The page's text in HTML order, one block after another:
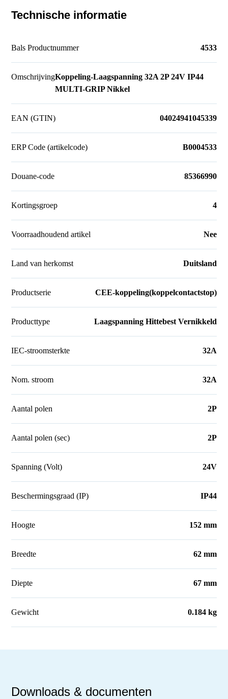
Technische informatie
Bals Productnummer 4533
OmschrijvingKoppeling-Laagspanning 32A 2P 24V IP44
MULTI-GRIP Nikkel
EAN (GTIN) 04024941045339
ERP Code (artikelcode) B0004533
Douane-code 85366990
Kortingsgroep 4
Voorraadhoudend artikel Nee
Land van herkomst Duitsland
Productserie CEE-koppeling(koppelcontactstop)
Producttype Laagspanning Hittebest Vernikkeld
IEC-stroomsterkte 32A
Nom. stroom 32A
Aantal polen 2P
Aantal polen (sec) 2P
Spanning (Volt) 24V
Beschermingsgraad (IP) IP44
Hoogte 152 mm
Breedte 62 mm
Diepte 67 mm
Gewicht 0.184 kg
Downloads & documenten